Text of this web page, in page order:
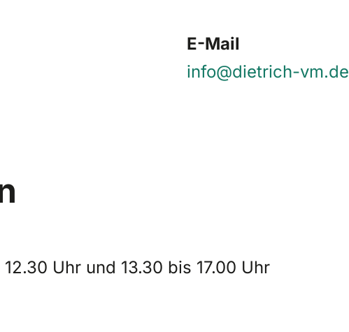
E-Mail
info@dietrich-vm.de
Uhr und 13.30 bis 17.00 Uhr